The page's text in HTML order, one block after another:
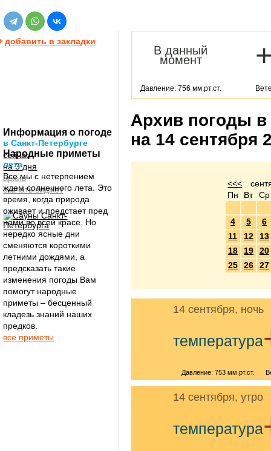
добавить в закладки
Информация о погоде
в Санкт-Петербурге
сейчас
на 3 дня
архив
скачать виджет
Народные приметы
лета
Все мы с нетерпением
ждем солнечного лета. Это
время, когда природа
оживает и предстает пред
нами во всей красе. Но
нередко ясные дни
сменяются короткими
летними дождями, а
предсказать такие
изменения погоды Вам
помогут народные
приметы – бесценный
кладезь знаний наших
предков.
все приметы
В данный
момент
Давление: 756 мм.рт.ст.
Архив погоды в
на 14 сентября
<<<
Пн
Вт Ср
4 5
6
11
12
13
18
19
20
25
26 27
14 сентября, ночь
температура
Давление: 753 мм.рт.ст.
14 сентября, утро
температура